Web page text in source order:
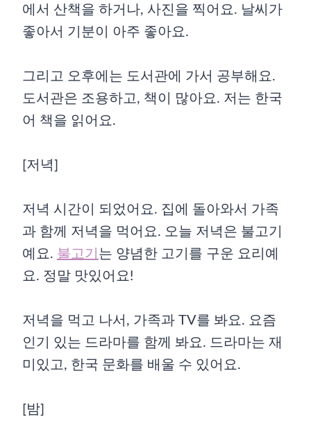
에서 산책을 하거나, 사진을 찍어요. 날씨가
좋아서 기분이 아주 좋아요.
그리고 오후에는 도서관에 가서 공부해요.
도서관은 조용하고, 책이 많아요. 저는 한국
어 책을 읽어요.
[저녁]
저녁 시간이 되었어요. 집에 돌아와서 가족
과 함께 저녁을 먹어요. 오늘 저녁은 불고기
예요. 불고기 는 양념한 고기를 구운 요리예
요. 정말 맛있어요!
저녁을 먹고 나서, 가족과 TV를 봐요. 요즘
인기 있는 드라마를 함께 봐요. 드라마는 재
미있고, 한국 문화를 배울 수 있어요.
[밤]